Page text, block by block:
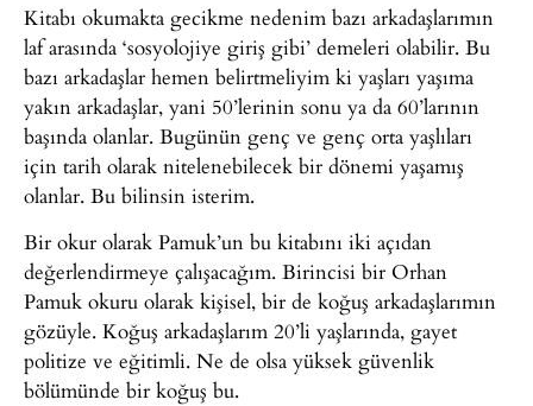
Kitabı okumakta gecikme nedenim bazı arkadaşlarımın
laf arasında ‘sosyolojiye giriş gibi’ demeleri olabilir. Bu
bazı arkadaşlar hemen belirtmeliyim ki yaşları yaşıma
yakın arkadaşlar, yani 50’lerinin sonu ya da 60’larının
başında olanlar. Bugünün genç ve genç orta yaşlıları
için tarih olarak nitelenebilecek bir dönemi yaşamış
olanlar. Bu bilinsin isterim.
Bir okur olarak Pamuk’un bu kitabını iki açıdan
değerlendirmeye çalışacağım. Birincisi bir Orhan
Pamuk okuru olarak kişisel, bir de koğuş arkadaşlarımın
gözüyle. Koğuş arkadaşlarım 20’li yaşlarında, gayet
politize ve eğitimli. Ne de olsa yüksek güvenlik
bölümünde bir koğuş bu.